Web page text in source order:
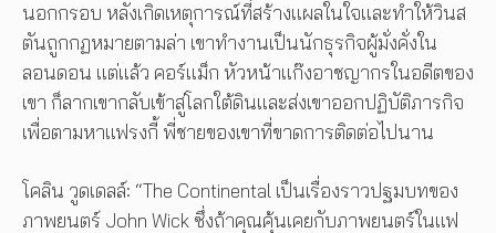
นอกกรอบ หลังเกิดเหตุการณ์ที่สร้างแผลในใจและทำให้วินส
ตันถูกกฏหมายตามล่า เขาทำงานเป็นนักธุรกิจผู้มั่งคั่งใน
ลอนดอน แต่แล้ว คอร์แม็ก หัวหน้าแก๊งอาชญากรในอดีตของ
เขา ก็ลากเขากลับเข้าสู่โลกใต้ดินและส่งเขาออกปฏิบัติภารกิจ
เพื่อตามหาแฟรงกี้ พี่ชายของเขาที่ขาดการติดต่อไปนาน
โคลิน วูดเดลล์: “The Continental เป็นเรื่องราวปฐมบทของ
ภาพยนตร์ John Wick ซึ่งถ้าคุณคุ้นเคยกับภาพยนตร์ในแฟ